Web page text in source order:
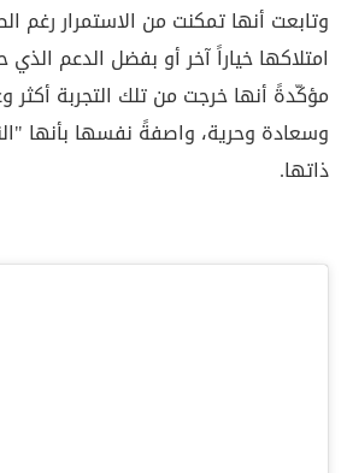
وتابعت أنها تمكنت من الاستمرار رغم
امتلاكها خياراً آخر أو بفضل الدعم
مؤكّدةً أنها خرجت من تلك التجربة أكثر
وسعادة وحرية، واصفةً نفسها بأنها
ذاتها.